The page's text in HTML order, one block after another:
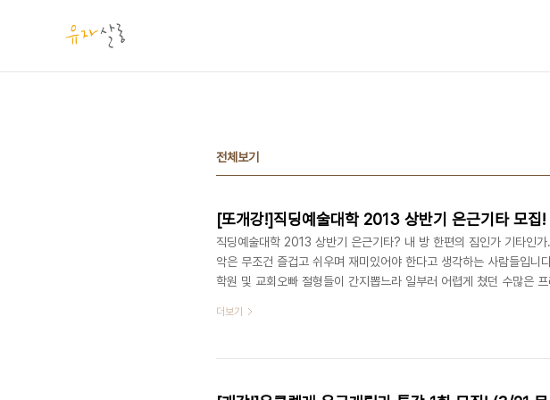
전체보기
[또개강!]직딩예술대학 2013 상반기 은근기타 모
직딩예술대학 2013 상반기 은근기타? 내 방 한편의 짐인가 기타인
악은 무조건 즐겁고 쉬우며 재미있어야 한다고 생각하는 사람들입니
학원 및 교회오빠 절형들이 간지뽑느라 일부러 어렵게 쳤던 수많은
금만 참으면 될거예요... 못참으신 분그리고 결국 F코드의 벽을 넘지
는 그 노래를 은근히 반주하며, 노래할 수 있습니다! 개요? 1. 직딩예
더보기